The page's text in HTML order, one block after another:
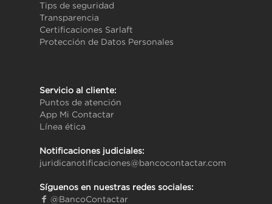
Tips de seguridad
Transparencia
Certificaciones Sarlaft
Protección de Datos Personales
Servicio al cliente:
Puntos de atención
App Mi Contactar
Línea ética
Notificaciones judiciales:
juridicanotificaciones@bancocontactar.com
Síguenos en nuestras redes sociales:
@BancoContactar